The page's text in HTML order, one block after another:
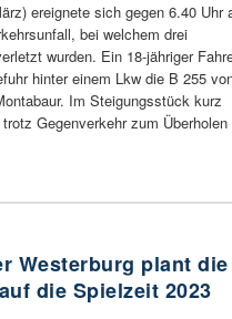
ereignete sich gegen 6.40 Uhr
bei welchem drei
wurden. Ein 18-jähriger
hinter einem Lkw die B 255
Im Steigungsstück kurz
Gegenverkehr zum Überholen
Westerburg plant die
die Spielzeit 2023